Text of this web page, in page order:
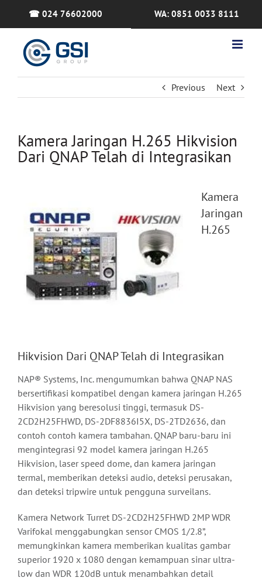
☎ 024 76602000 WA: 0851 0033 8111
Previous Next
Kamera Jaringan H.265 Hikvision
Dari QNAP Telah di Integrasikan
Kamera
Jaringan
H.265
Hikvision Dari QNAP Telah di Integrasikan
NAP® Systems, Inc. mengumumkan bahwa QNAP NAS
bersertifikasi kompatibel dengan kamera jaringan H.265
Hikvision yang beresolusi tinggi, termasuk DS-
2CD2H25FHWD, DS-2DF8836I5X, DS-2TD2636, dan
contoh contoh kamera tambahan. QNAP baru-baru ini
mengintegrasi 92 model kamera jaringan H.265
Hikvision, laser speed dome, dan kamera jaringan
termal, memberikan deteksi audio, deteksi perusakan,
dan deteksi tripwire untuk pengguna surveilans.
Kamera Network Turret DS-2CD2H25FHWD 2MP WDR
Varifokal menggabungkan sensor CMOS 1/2.8”,
memungkinkan kamera memberikan kualitas gambar
superior 1920 x 1080 dengan kemampuan sinar ultra-
low dan WDR 120dB untuk menambahkan detail